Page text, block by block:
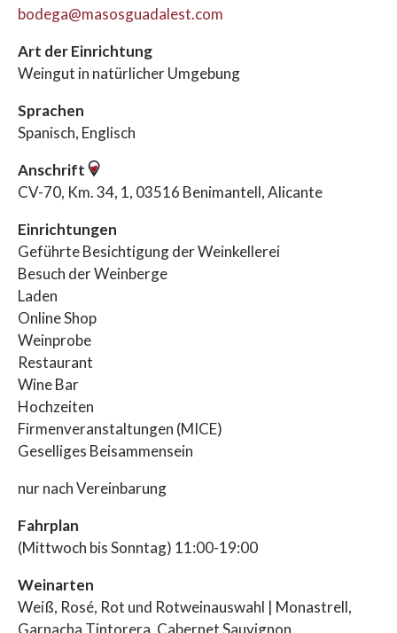
bodega@masosguadalest.com
Art der Einrichtung
Weingut in natürlicher Umgebung
Sprachen
Spanisch, Englisch
Anschrift
CV-70, Km. 34, 1, 03516 Benimantell, Alicante
Einrichtungen
Geführte Besichtigung der Weinkellerei
Besuch der Weinberge
Laden
Online Shop
Weinprobe
Restaurant
Wine Bar
Hochzeiten
Firmenveranstaltungen (MICE)
Geselliges Beisammensein
nur nach Vereinbarung
Fahrplan
(Mittwoch bis Sonntag) 11:00-19:00
Weinarten
Weiß, Rosé, Rot und Rotweinauswahl | Monastrell,
Garnacha Tintorera, Cabernet Sauvignon,